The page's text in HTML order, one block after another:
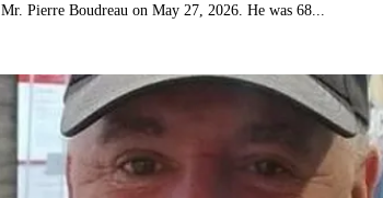
Mr. Pierre Boudreau on May 27, 2026. He was 68...